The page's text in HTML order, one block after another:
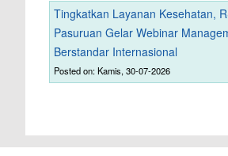
Tingkatkan Layanan Kesehatan,
Pasuruan Gelar Webinar
Berstandar Internasional
Posted on: Kamis, 30-07-2026